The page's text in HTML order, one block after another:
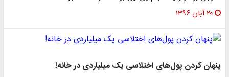
۲۰ آبان ۱۳۹۶
پنهان کردن پول‌های اختلاسی یک میلیاردی در خانه!